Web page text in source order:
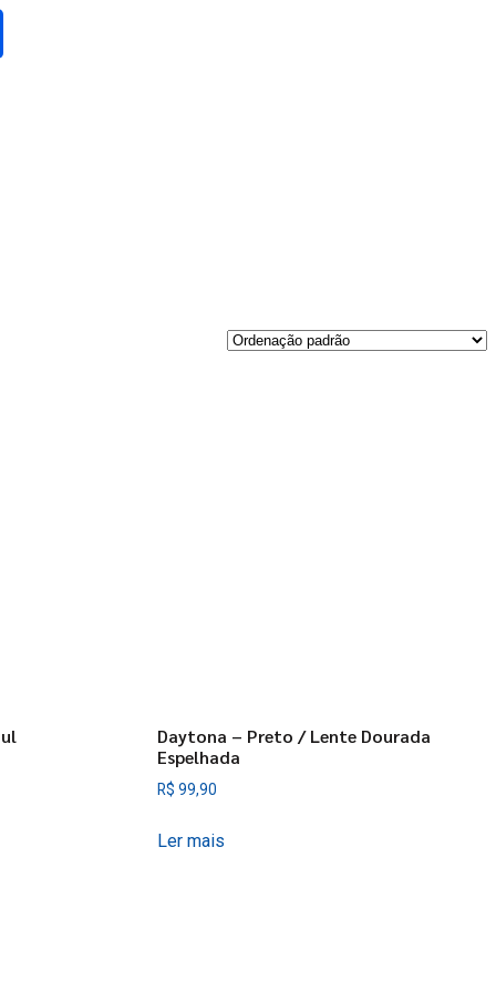
Daytona – Preto / Lente Dourada
Espelhada
R$ 99,90
Ler mais